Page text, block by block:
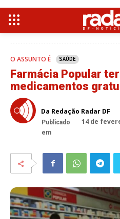
O ASSUNTO É SAÚDE
Farmácia Popular
medicamentos
Da Redação Radar DF
Publicado
em
14 de